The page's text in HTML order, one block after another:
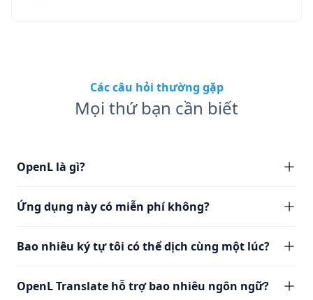
Các câu hỏi thường gặp
Mọi thứ bạn cần biết
OpenL là gì?
Ứng dụng này có miễn phí không?
Bao nhiêu ký tự tôi có thể dịch cùng một lúc?
OpenL Translate hỗ trợ bao nhiêu ngôn ngữ?